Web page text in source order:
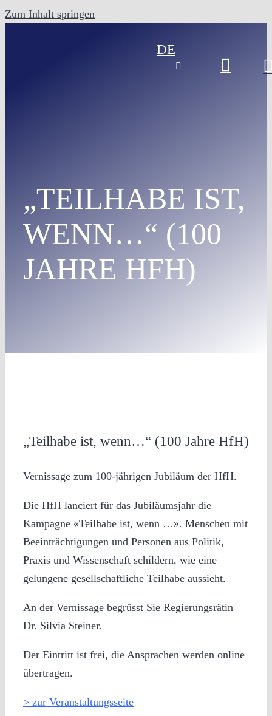
Zum Inhalt springen
DE
„TEILHABE IST,
WENN…“ (100
JAHRE HFH)
„Teilhabe ist, wenn…“ (100 Jahre HfH)
Vernissage zum 100-jährigen Jubiläum der HfH.
Die HfH lanciert für das Jubiläumsjahr die
Kampagne «Teilhabe ist, wenn …». Menschen mit
Beeinträchtigungen und Personen aus Politik,
Praxis und Wissenschaft schildern, wie eine
gelungene gesellschaftliche Teilhabe aussieht.
An der Vernissage begrüsst Sie Regierungsrätin
Dr. Silvia Steiner.
Der Eintritt ist frei, die Ansprachen werden online
übertragen.
> zur Veranstaltungsseite